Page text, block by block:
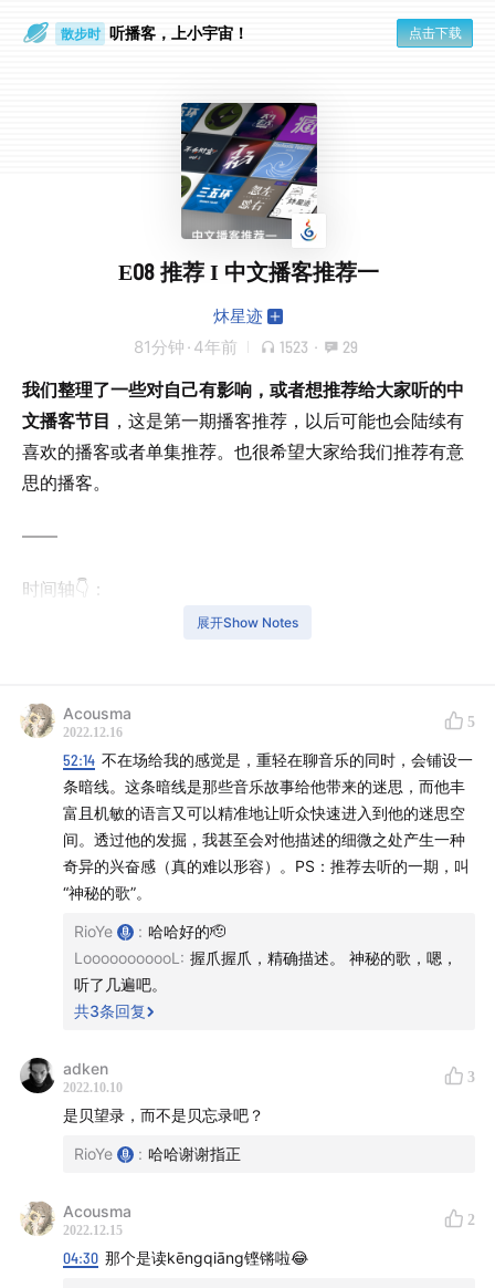
散步时 听播客，上小宇宙！ 点击下载
E08 推荐 I 中文播客推荐一
炑星迹
81分钟 · 4年前 1523 · 29
我们整理了一些对自己有影响，或者想推荐给大家听的中
文播客节目 ，这是第一期播客推荐，以后可能也会陆续有
喜欢的播客或者单集推荐。也很希望大家给我们推荐有意
思的播客。
——
时间轴👇：
道长的播客已经是年轻人的择偶标准了
【IT公论：了解什么是播客】
【IT公论】第一期是李如一和李楠聊iPad是不是能
作为生产力工具
IPN旗下的10档节目
IPN的播客品牌意识
14:26 IPN旗下的播客很多都不更新了
这些播客讲起来像是80年代的老电影
16:41 Rio 加入【太医来了】听众群
【JustPod：新的播客商业模式】
展开Show Notes
Acousma
2022.12.16
5
52:14 不在场给我的感觉是，重轻在聊音乐的同时，会铺设一
条暗线。这条暗线是那些音乐故事给他带来的迷思，而他丰
富且机敏的语言又可以精准地让听众快速进入到他的迷思空
间。透过他的发掘，我甚至会对他描述的细微之处产生一种
奇异的兴奋感（真的难以形容）。PS：推荐去听的一期，叫
“神秘的歌”。
RioYe : 哈哈好的🫡
LooooooooooL : 握爪握爪，精确描述。 神秘的歌，嗯，
听了几遍吧。
共3条回复
adken
2022.10.10
3
是贝望录，而不是贝忘录吧？
RioYe : 哈哈谢谢指正
Acousma
2022.12.15
2
04:30 那个是读kēngqiāng铿锵啦😂